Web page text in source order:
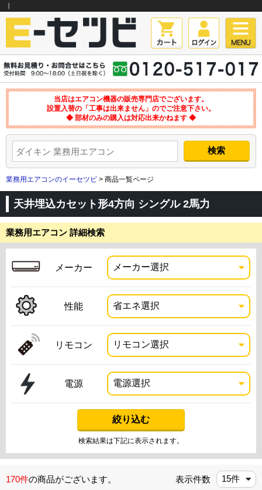
当店はエアコン機器の販売専門店でございます。
設置入替の「工事は出来ません」のでご注意下さい。
◆ 部材のみの購入は対応出来かねます ◆
業務用エアコンのイーセツビ > 商品一覧ページ
天井埋込カセット形4方向 シングル 2馬力
業務用エアコン 詳細検索
メーカー
性能
リモコン
電源
検索結果は下記に表示されます。
170件の商品がございます。 表示件数